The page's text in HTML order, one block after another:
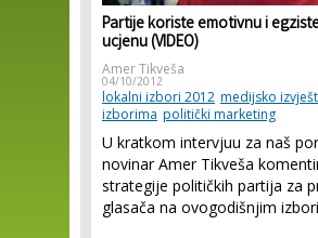
Partije koriste emotivnu i
ucjenu (VIDEO)
Amer Tikveša
04/10/2012
lokalni izbori 2012 medijsko
izborima politički marketing
U kratkom intervjuu za naš
novinar Amer Tikveša
strategije političkih partija za
glasača na ovogodišnjim